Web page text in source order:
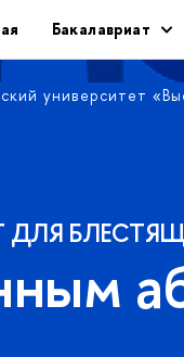
Бакалавриат
университет
ДЛЯ